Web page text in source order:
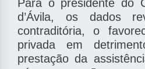
Para o presidente do
d’Ávila, os dados
contraditória, o
privada em
prestação da